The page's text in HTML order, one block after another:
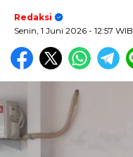
Redaksi
Senin, 1 Juni 2026 - 12:57 WIB